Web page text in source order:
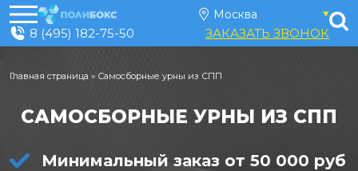
8 (495) 182-75-50 ЗАКАЗАТЬ ЗВОНОК
Главная страница » Самосборные урны из СПП
САМОСБОРНЫЕ УРНЫ ИЗ СПП
Минимальный заказ от 50 000 руб